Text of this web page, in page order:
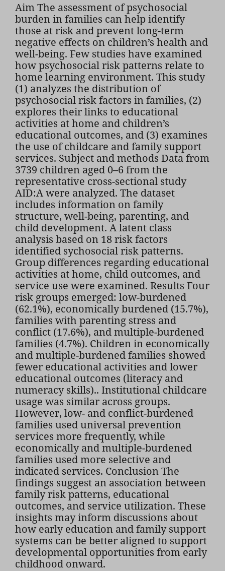
Aim The assessment of psychosocial
burden in families can help identify
those at risk and prevent long-term
negative effects on children’s health and
well-being. Few studies have examined
how psychosocial risk patterns relate to
home learning environment. This study
(1) analyzes the distribution of
psychosocial risk factors in families, (2)
explores their links to educational
activities at home and children’s
educational outcomes, and (3) examines
the use of childcare and family support
services. Subject and methods Data from
3739 children aged 0–6 from the
representative cross-sectional study
AID:A were analyzed. The dataset
includes information on family
structure, well-being, parenting, and
child development. A latent class
analysis based on 18 risk factors
identified sychosocial risk patterns.
Group differences regarding educational
activities at home, child outcomes, and
service use were examined. Results Four
risk groups emerged: low-burdened
(62.1%), economically burdened (15.7%),
families with parenting stress and
conflict (17.6%), and multiple-burdened
families (4.7%). Children in economically
and multiple-burdened families showed
fewer educational activities and lower
educational outcomes (literacy and
numeracy skills).. Institutional childcare
usage was similar across groups.
However, low- and conflict-burdened
families used universal prevention
services more frequently, while
economically and multiple-burdened
families used more selective and
indicated services. Conclusion The
findings suggest an association between
family risk patterns, educational
outcomes, and service utilization. These
insights may inform discussions about
how early education and family support
systems can be better aligned to support
developmental opportunities from early
childhood onward.